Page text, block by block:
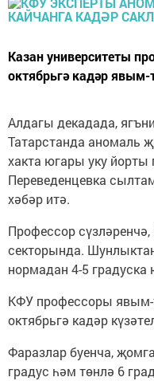
Казан университеты
октябрьгә кадәр
Алдагы декадада,
Татарстанда аномаль
хакта югары уку
Переведенцевка
хәбәр итә.
Профессор
секторында.
нормадан 4-5 градуска
КФУ профессоры явым-
октябрьгә кадәр
Фаразлар буенча,
градус һәм төнлә 6